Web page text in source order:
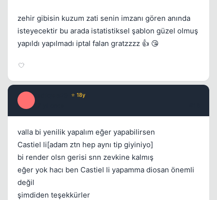
zehir gibisin kuzum zati senin imzanı gören anında
isteyecektir bu arada istatistiksel şablon güzel olmuş
yapıldı yapılmadı iptal falan gratzzzz 👍 😘
⭐ 18y
valla bi yenilik yapalım eğer yapabilirsen
Castiel li[adam ztn hep aynı tip giyiniyo]
bi render olsn gerisi snn zevkine kalmış
eğer yok hacı ben Castiel li yapamma diosan önemli
değil
şimdiden teşekkürler